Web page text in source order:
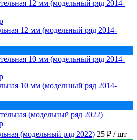
12 мм (модельный ряд 2014-
10 мм (модельный ряд 2014-
(модельный ряд 2022) 25 ₽ / шт